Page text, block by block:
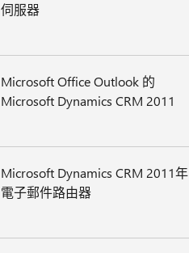
伺服器
Microsoft Office Outlook 的
Microsoft Dynamics CRM 2011
Microsoft Dynamics CRM 2011年
電子郵件路由器